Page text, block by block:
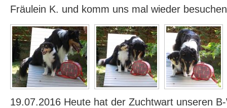
Fräulein K. und komm uns mal wieder
19.07.2016 Heute hat der Zuchtwart unseren